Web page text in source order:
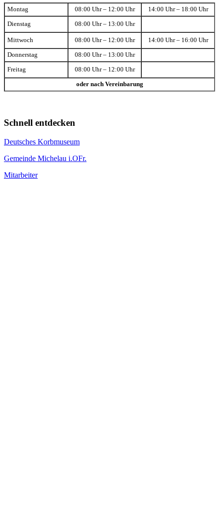
Montag 08:00 Uhr – 12:00 Uhr 14:00 Uhr – 18:00 Uhr
Dienstag 08:00 Uhr – 13:00 Uhr
Mittwoch 08:00 Uhr – 12:00 Uhr 14:00 Uhr – 16:00 Uhr
Donnerstag 08:00 Uhr – 13:00 Uhr
Freitag 08:00 Uhr – 12:00 Uhr
oder nach Vereinbarung
Schnell entdecken
Deutsches Korbmuseum
Gemeinde Michelau i.OFr.
Mitarbeiter